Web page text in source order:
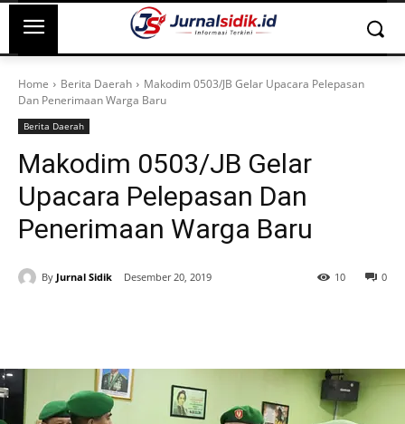
Home Berita Daerah
Makodim 0503/JB Gelar Upacara Pelepasan
Dan Penerimaan Warga Baru
Berita Daerah
Makodim 0503/JB Gelar
Upacara Pelepasan Dan
Penerimaan Warga Baru
By Jurnal Sidik Desember 20, 2019 0
10